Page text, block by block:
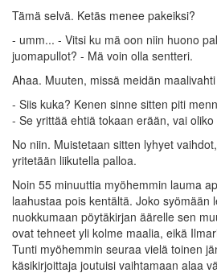
Tämä selvä. Ketäs menee pakeiksi?
- umm... - Vitsi ku mä oon niin huono
juomapullot? - Mä voin olla sentteri.
Ahaa. Muuten, missä meidän
- Siis kuka? Kenen sinne sitten piti
- Se yrittää ehtiä tokaan erään, vai
No niin. Muistetaan sitten lyhyet
yritetään liikutella palloa.
Noin 55 minuuttia myöhemmin lauma
laahustaa pois kentältä. Joko syömään
nuokkumaan pöytäkirjan äärelle sen
ovat tehneet yli kolme maalia, eikä
Tunti myöhemmin seuraa vielä toinen
käsikirjoittaja joutuisi vaihtamaan alaa